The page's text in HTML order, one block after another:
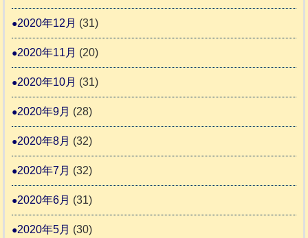
2020年12月 (31)
2020年11月 (20)
2020年10月 (31)
2020年9月 (28)
2020年8月 (32)
2020年7月 (32)
2020年6月 (31)
2020年5月 (30)